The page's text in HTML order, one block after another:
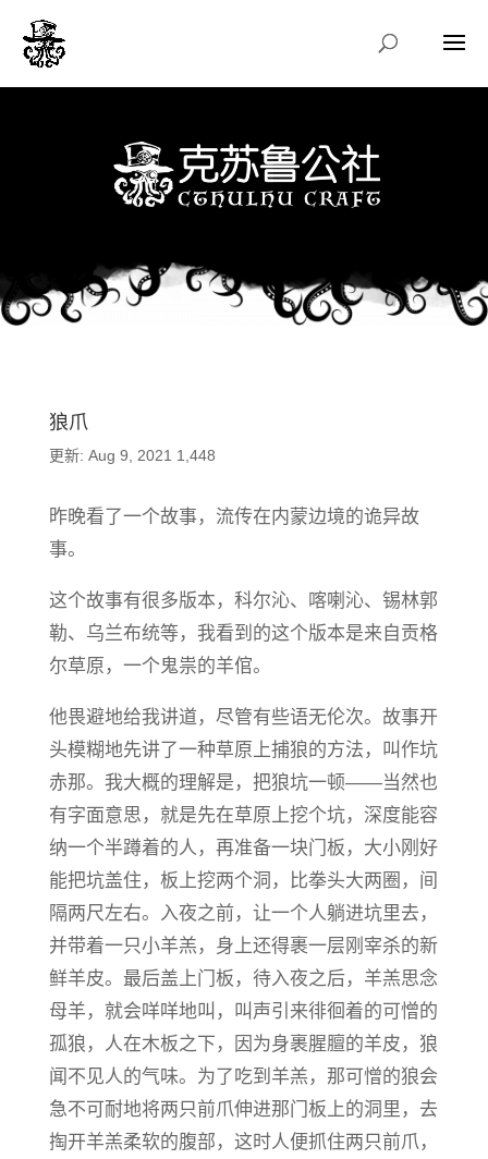
狼爪
更新: Aug 9, 2021 1,448
昨晚看了一个故事，流传在内蒙边境的诡异故
事。
这个故事有很多版本，科尔沁、喀喇沁、锡林郭
勒、乌兰布统等，我看到的这个版本是来自贡格
尔草原，一个鬼祟的羊倌。
他畏避地给我讲道，尽管有些语无伦次。故事开
头模糊地先讲了一种草原上捕狼的方法，叫作坑
赤那。我大概的理解是，把狼坑一顿——当然也
有字面意思，就是先在草原上挖个坑，深度能容
纳一个半蹲着的人，再准备一块门板，大小刚好
能把坑盖住，板上挖两个洞，比拳头大两圈，间
隔两尺左右。入夜之前，让一个人躺进坑里去，
并带着一只小羊羔，身上还得裹一层刚宰杀的新
鲜羊皮。最后盖上门板，待入夜之后，羊羔思念
母羊，就会咩咩地叫，叫声引来徘徊着的可憎的
孤狼，人在木板之下，因为身裹腥膻的羊皮，狼
闻不见人的气味。为了吃到羊羔，那可憎的狼会
急不可耐地将两只前爪伸进那门板上的洞里，去
掏开羊羔柔软的腹部，这时人便抓住两只前爪，